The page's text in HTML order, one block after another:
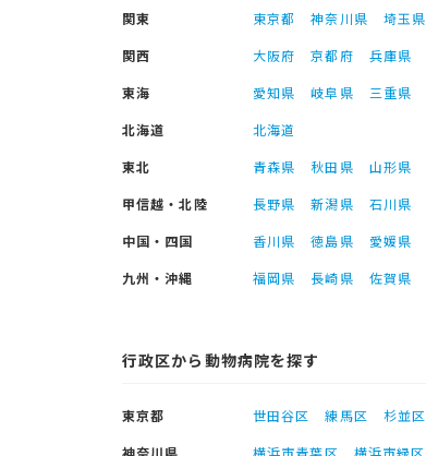
関東 東京都 神奈川県 埼玉県
関西
大阪府 京都府 兵庫県
東海
愛知県 岐阜県 三重県
北海道
北海道
東北
青森県 秋田県 山形県
甲信越・北陸
長野県 新潟県 石川県
中国・四国
香川県 徳島県 愛媛県
九州・沖縄
福岡県 長崎県 佐賀県
行政区から動物病院を探す
東京都 世田谷区 練馬区 杉並区
神奈川県
横浜市青葉区 横浜市緑区